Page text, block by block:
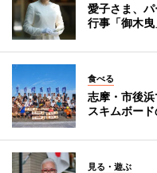
愛子さま、
行事「御木
食べる
志摩・市後
スキムボー
見る・遊ぶ